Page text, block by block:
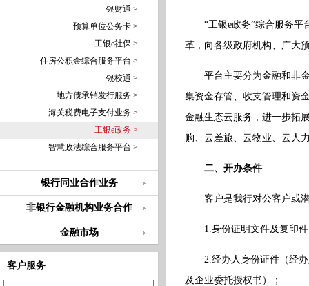
银财通 >
预算单位公务卡 >
工银e社保 >
住房公积金综合服务平台 >
银校通 >
地方债承销发行服务 >
海关税费电子支付业务 >
工银e政务 >
智慧政法综合服务平台 >
银行同业合作业务
非银行金融机构业务合作
金融市场
客户服务
“工银e政务”综合服务
革，向各级政府机构、广大
平台主要分为金融和非金
集资金存管、收支管理和资
金融生态云服务，进一步拓
购、云差旅、云物业、云人
二、开办条件
客户是我行对公客户或
1.身份证明文件及复印件
2.经办人身份证件（经办
及企业委托授权书）；